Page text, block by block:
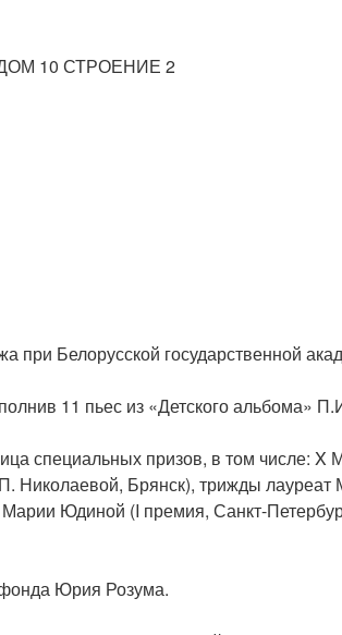
10 СТРОЕНИЕ 2
при Белорусской государственной
11 пьес из «Детского альбома»
специальных призов, в том числе:
Брянск), трижды
Юдиной (I премия, Санкт-
Юрия Розума.